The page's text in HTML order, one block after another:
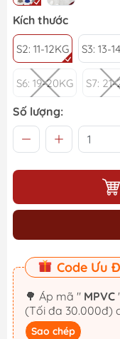
Kích thước
S2: 11-12KG S3: 13-
S6: 19-20KG S7:
Số lượng:
Code Ưu
🌳 Áp mã " MPVC
(Tối đa 30.000đ)
Sao chép